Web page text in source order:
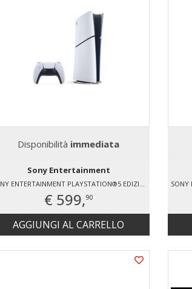
Disponibilità immediata
Sony Entertainment
SONY ENTERTAINMENT PLAYSTATION®5 EDIZIONE DIGITALE – 825GB
€ 599,90
AGGIUNGI AL CARRELLO